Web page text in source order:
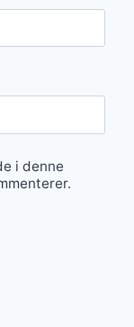
i denne